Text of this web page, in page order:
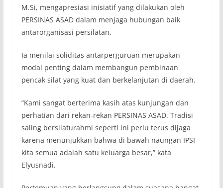
M.Si, mengapresiasi inisiatif yang dilakukan oleh
PERSINAS ASAD dalam menjaga hubungan baik
antarorganisasi persilatan.
Ia menilai soliditas antarperguruan merupakan
modal penting dalam membangun pembinaan
pencak silat yang kuat dan berkelanjutan di daerah.
“Kami sangat berterima kasih atas kunjungan dan
perhatian dari rekan-rekan PERSINAS ASAD. Tradisi
saling bersilaturahmi seperti ini perlu terus dijaga
karena menunjukkan bahwa di bawah naungan IPSI
kita semua adalah satu keluarga besar,” kata
Elyusnadi.